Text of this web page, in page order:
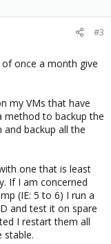
#3
once a month give
my VMs that have
method to backup the
backup all the
one that is least
If I am concerned
(IE: 5 to 6) I run a
and test it on spare
I restart them all
stable.